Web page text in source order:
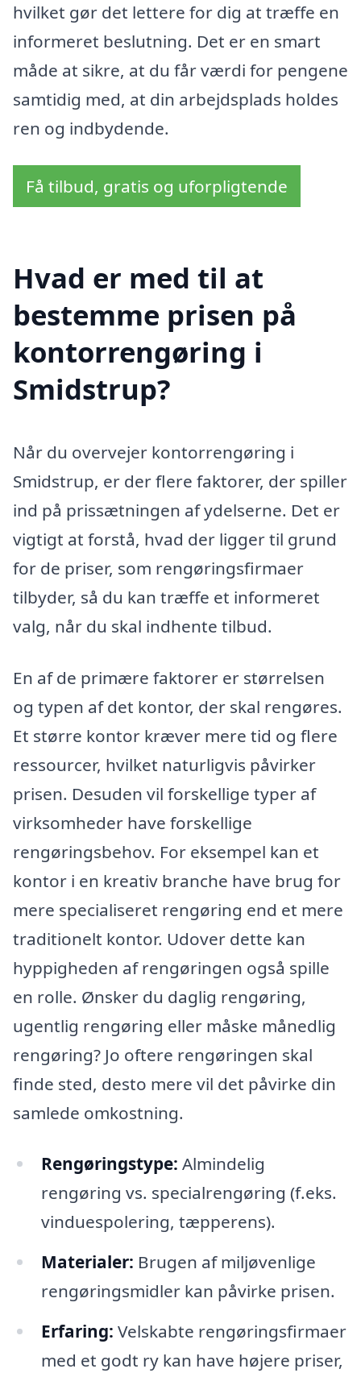
hvilket gør det lettere for dig at træffe en
informeret beslutning. Det er en smart
måde at sikre, at du får værdi for pengene
samtidig med, at din arbejdsplads holdes
ren og indbydende.
Få tilbud, gratis og uforpligtende
Hvad er med til at
bestemme prisen på
kontorrengøring i
Smidstrup?
Når du overvejer kontorrengøring i
Smidstrup, er der flere faktorer, der spiller
ind på prissætningen af ydelserne. Det er
vigtigt at forstå, hvad der ligger til grund
for de priser, som rengøringsfirmaer
tilbyder, så du kan træffe et informeret
valg, når du skal indhente tilbud.
En af de primære faktorer er størrelsen
og typen af det kontor, der skal rengøres.
Et større kontor kræver mere tid og flere
ressourcer, hvilket naturligvis påvirker
prisen. Desuden vil forskellige typer af
virksomheder have forskellige
rengøringsbehov. For eksempel kan et
kontor i en kreativ branche have brug for
mere specialiseret rengøring end et mere
traditionelt kontor. Udover dette kan
hyppigheden af rengøringen også spille
en rolle. Ønsker du daglig rengøring,
ugentlig rengøring eller måske månedlig
rengøring? Jo oftere rengøringen skal
finde sted, desto mere vil det påvirke din
samlede omkostning.
Rengøringstype: Almindelig
rengøring vs. specialrengøring (f.eks.
vinduespolering, tæpperens).
Materialer: Brugen af miljøvenlige
rengøringsmidler kan påvirke prisen.
Erfaring: Velskabte rengøringsfirmaer
med et godt ry kan have højere priser,